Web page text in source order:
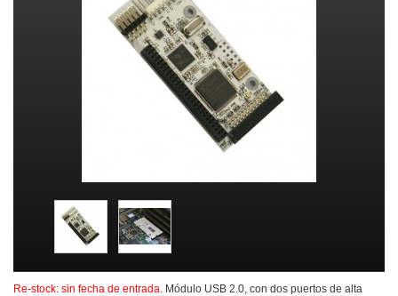
Re-stock: sin fecha de entrada. Módulo USB 2.0, con dos puertos de alta